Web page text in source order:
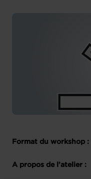
Format du workshop :
A propos de l’atelier :